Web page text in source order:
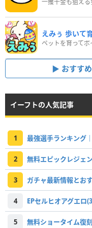
えみぅ 歩いて
おすす
イーフトの人気記事
1 最強選手ランキング
2
3 ガチャ最新情報とお
4
5